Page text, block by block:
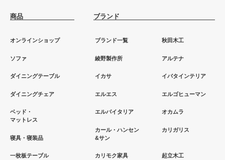
商品
オンラインショップ
ソファ
ダイニングテーブル
ダイニングチェア
ベッド・
マットレス
寝具・寝装品
一枚板テーブル
ブランド
ブランド一覧 秋田木工
綾野製作所 アルテナ
イカサ イバタインテリア
エルエス エルゴヒューマン
エルバイタリア オカムラ
カール・ハンセン
&サン
カリガリス
カリモク家具 起立木工